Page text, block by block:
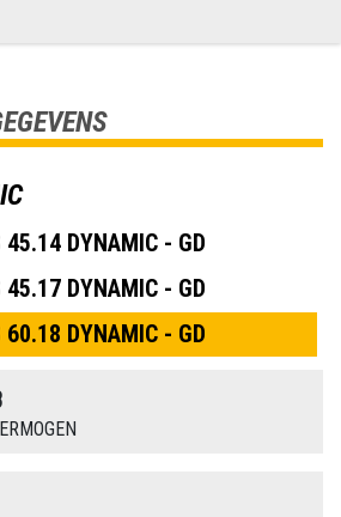
45.14 DYNAMIC - GD
45.17 DYNAMIC - GD
60.18 DYNAMIC - GD